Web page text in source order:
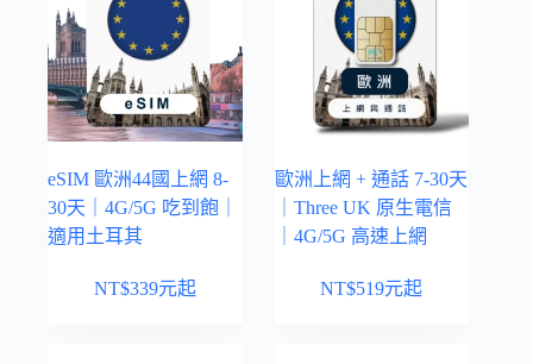
eSIM 歐洲44國上網 8-
30天｜4G/5G 吃到飽｜
適用土耳其
NT$339元起
歐洲上網 + 通話 7-30天
｜Three UK 原生電信
｜4G/5G 高速上網
NT$519元起